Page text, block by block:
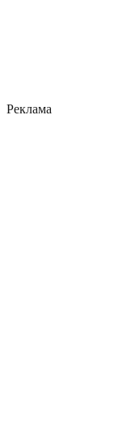
Реклама